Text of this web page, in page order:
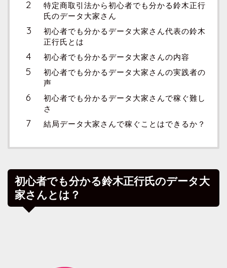
特定商取引法から初心者でも分かる鈴木正行
氏のデータ大家さん
初心者でも分かるデータ大家さん代表の鈴木
正行氏とは
初心者でも分かるデータ大家さんの内容
初心者でも分かるデータ大家さんの実践者の
声
初心者でも分かるデータ大家さんで稼ぐ難し
さ
結局データ大家さんで稼ぐことはできるか？
初心者でも分かる鈴木正行氏のデータ大
家さんとは？